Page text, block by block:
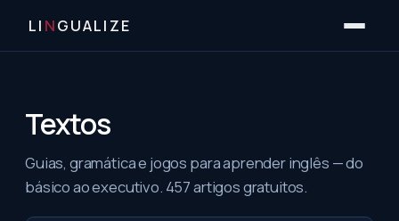
LI NGUALIZE
Textos
Guias, gramática e jogos para aprender inglês — do
básico ao executivo. 457artigos gratuitos.